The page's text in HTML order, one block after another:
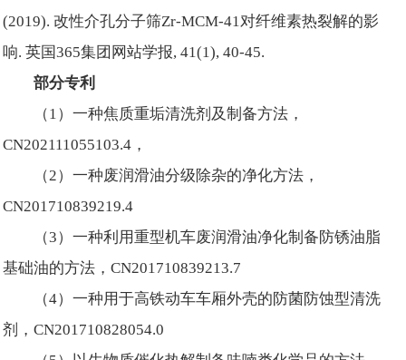
(2019). 改性介孔分子筛Zr-MCM-41对纤维素热裂解的影
响. 英国365集团网站学报, 41(1), 40-45.
部分专利
（1）一种焦质重垢清洗剂及制备方法，
CN202111055103.4，
（2）一种废润滑油分级除杂的净化方法，
CN201710839219.4
（3）一种利用重型机车废润滑油净化制备防锈油脂
基础油的方法，CN201710839213.7
（4）一种用于高铁动车车厢外壳的防菌防蚀型清洗
剂，CN201710828054.0